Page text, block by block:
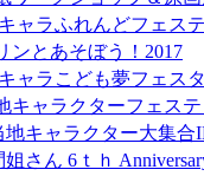
ャラふれんどフェス
ンとあそぼう！2017
ャラこども夢フェス
キャラクターフェス
キャラクター大集合
さん 6ｔｈ